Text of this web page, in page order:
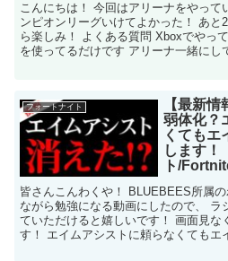
こんにちは！ 今回はアリーナをやって
ンピオンリーグいけてよかった！ あと
ら楽しみ！ よくある質問 Xboxでやっ
を使ってるだけです アリーナ一緒にし
フォートナイト
【最新
弱体化？
くてもエ
します！
ト/
皆さんこんわくや！ BLUEBEES所属
ながら勉強になる動画にしたので、 ラ
ていただけると嬉しいです！ 画面見な
す！ エイムアシストに頼らなくてもエ